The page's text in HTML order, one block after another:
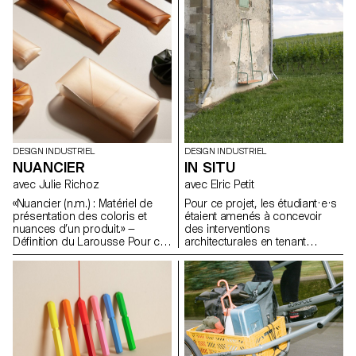
du matériau, tout en évitant une
approche formelle trop
enfantine.
de la couleur et de la forme
pour développer de nouvelles
expressions lumineuses.
DESIGN INDUSTRIEL
NUANCIER
avec Julie Richoz
«Nuancier (n.m.) : Matériel de
présentation des coloris et
nuances d’un produit.» —
Définition du Larousse Pour ce
projet, les étudiant·e·s ont
assemblages et matières,
qu'ils ont nuancés en plusieurs
échantillons et assemblés
ensuite pour créer leur propre
nuancier.
DESIGN INDUSTRIEL
IN SITU
avec Elric Petit
Pour ce projet, les étudiant·e·s
étaient amenés à concevoir
des interventions
architecturales en tenant
compte des caractéristiques
d'un lieu choisi avec précision.
Ils devaient sélectionner un
bâtiment inspirant pour y
intégrer leur objet ou
intervention, en pensant à en
améliorer la fonctionnalité ou à
le protéger de l'usure. Dans le